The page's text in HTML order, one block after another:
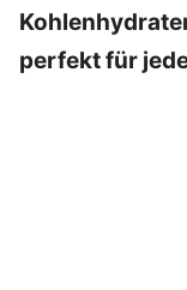
perfekt für